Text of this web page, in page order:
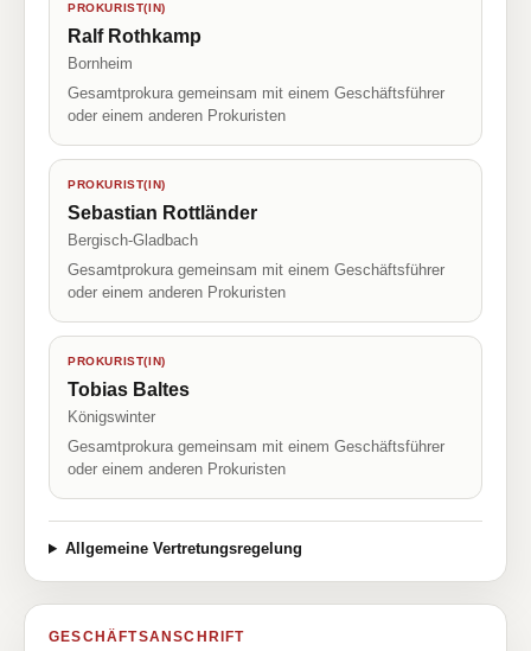
PROKURIST(IN)
Ralf Rothkamp
Bornheim
Gesamtprokura gemeinsam mit einem Geschäftsführer
oder einem anderen Prokuristen
PROKURIST(IN)
Sebastian Rottländer
Bergisch-Gladbach
Gesamtprokura gemeinsam mit einem Geschäftsführer
oder einem anderen Prokuristen
PROKURIST(IN)
Tobias Baltes
Königswinter
Gesamtprokura gemeinsam mit einem Geschäftsführer
oder einem anderen Prokuristen
Allgemeine Vertretungsregelung
GESCHÄFTSANSCHRIFT